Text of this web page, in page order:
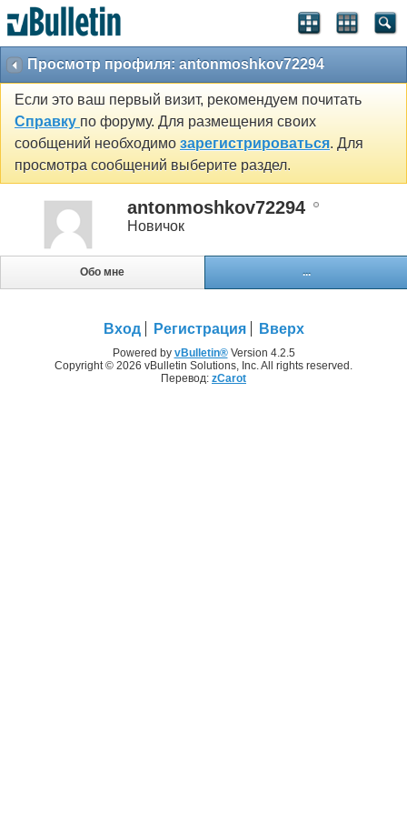
Просмотр профиля: antonmoshkov72294
Если это ваш первый визит, рекомендуем почитать
Справку по форуму. Для размещения своих
сообщений необходимо зарегистрироваться. Для
просмотра сообщений выберите раздел.
antonmoshkov72294
Новичок
Обо мне ...
Вход Регистрация Вверх
Powered by vBulletin®Version 4.2.5
Copyright © 2026 vBulletin Solutions, Inc. All rights reserved.
Перевод: zCarot